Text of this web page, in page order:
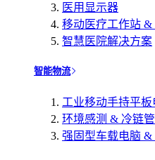
医用显示器
移动医疗工作站 &
智慧医院解决方案
智能物流
工业移动手持平板
环境感测 & 冷链
强固型车载电脑